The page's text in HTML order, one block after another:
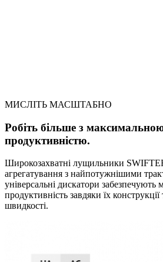
МИСЛІТЬ МАСШТАБНО
Робіть більше з
продуктивністю.
Широкозахватні лущильники
агрегатування з найпотужнішими
універсальні дискатори
продуктивність завдяки їх
швидкості.